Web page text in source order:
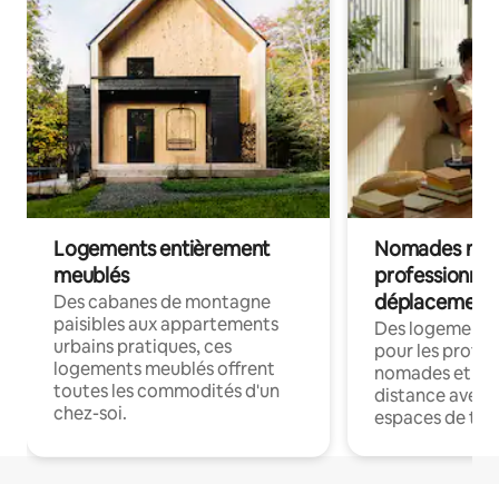
Logements entièrement
meublés
Des cabanes de montagne
paisibles aux appartements
urbains pratiques, ces
logements meublés offrent
toutes les commodités d'un
chez-soi.
Nomades
déplacement
Des
pour les
nomades et
distance avec
espaces de